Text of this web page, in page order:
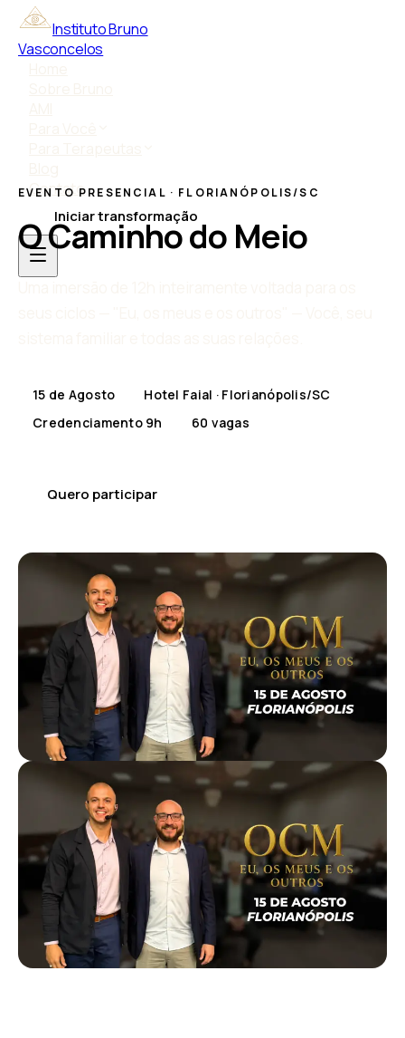
Instituto Bruno
Vasconcelos
Contato
Iniciar transformação
EVENTO PRESENCIAL · FLORIANÓPOLIS/SC
O Caminho do Meio
15 de Agosto
Hotel Faial · Florianópolis/SC
Credenciamento 9h
60 vagas
Quero participar